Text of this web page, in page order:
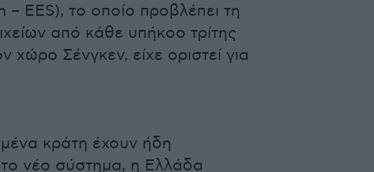
EES), το οποίο προβλέπει τη
από κάθε υπήκοο τρίτης
χώρο Σένγκεν, είχε οριστεί για
κράτη έχουν ήδη
νέο σύστημα, η Ελλάδα